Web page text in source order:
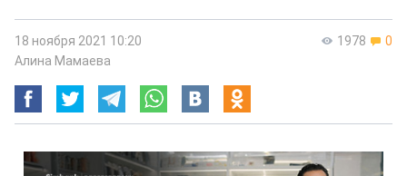
1978 0
18 ноября 2021 10:20
Алина Мамаева